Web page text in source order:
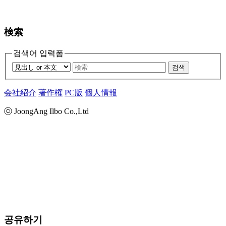
検索
검색어 입력폼
검색
会社紹介 著作権 PC版 個人情報
ⓒ JoongAng Ilbo Co.,Ltd
공유하기